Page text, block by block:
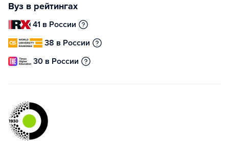
Вуз в рейтингах
41 в России
38 в России
30 в России